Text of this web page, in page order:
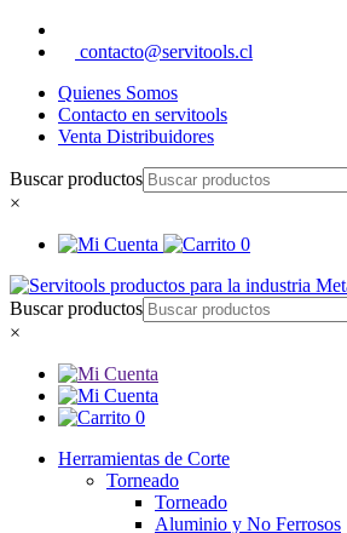
contacto@servitools.cl
Quienes Somos
Contacto en servitools
Venta Distribuidores
Buscar productos
×
0
Buscar productos
×
0
Herramientas de Corte
Torneado
Torneado
Aluminio y No Ferrosos